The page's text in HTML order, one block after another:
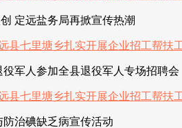
定远盐务局再掀宣传热潮
军人参加全县退役军人专场招聘会
治碘缺乏病宣传活动